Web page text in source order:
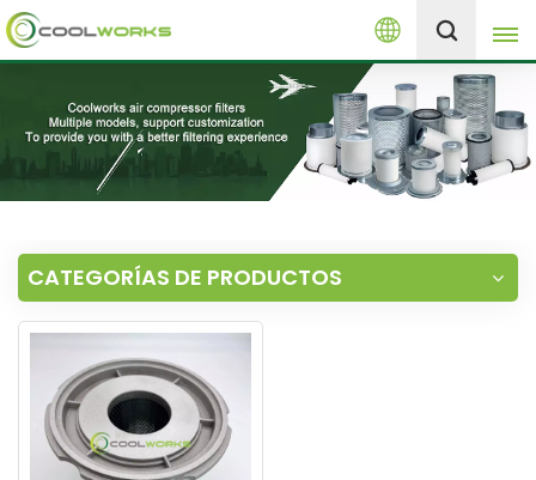
Español
English
español
العربية
русский
+8613525046291
CATEGORÍAS DE PRODUCTOS